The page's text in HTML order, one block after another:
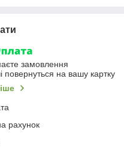
замовлення
повернуться на вашу картку
рахунок